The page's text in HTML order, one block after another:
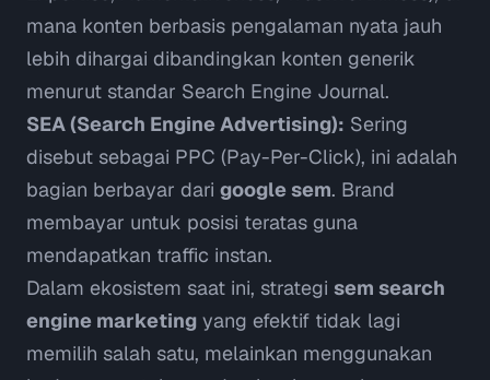
mana konten berbasis pengalaman nyata jauh
lebih dihargai dibandingkan konten generik
menurut standar Search Engine Journal.
SEA (Search Engine Advertising): Sering
disebut sebagai PPC (Pay-Per-Click), ini adalah
bagian berbayar dari google sem. Brand
membayar untuk posisi teratas guna
mendapatkan traffic instan.
Dalam ekosistem saat ini, strategi sem search
engine marketing yang efektif tidak lagi
memilih salah satu, melainkan menggunakan